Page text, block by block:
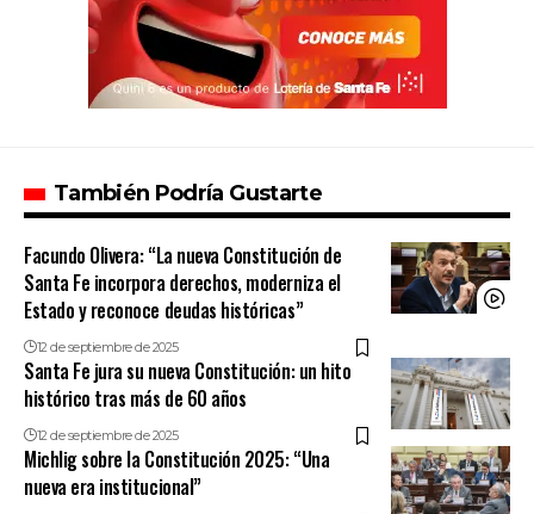
También Podría Gustarte
Facundo Olivera: “La nueva Constitución de
Santa Fe incorpora derechos, moderniza el
Estado y reconoce deudas históricas”
12 de septiembre de 2025
Santa Fe jura su nueva Constitución: un hito
histórico tras más de 60 años
12 de septiembre de 2025
Michlig sobre la Constitución 2025: “Una
nueva era institucional”